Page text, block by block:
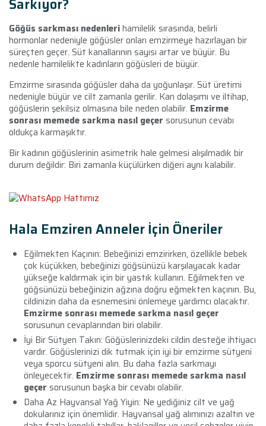
Sarkıyor?
Göğüs sarkması nedenlerihamilelik sırasında, belirli
hormonlar nedeniyle göğüsler onları emzirmeye hazırlayan bir
süreçten geçer. Süt kanallarının sayısı artar ve büyür. Bu
nedenle hamilelikte kadınların göğüsleri de büyür.
Emzirme sırasında göğüsler daha da yoğunlaşır. Süt üretimi
nedeniyle büyür ve cilt zamanla gerilir. Kan dolaşımı ve iltihap,
göğüslerin şekilsiz olmasına bile neden olabilir. Emzirme
sonrası memede sarkma nasıl geçer sorusunun cevabı
oldukça karmaşıktır.
Bir kadının göğüslerinin asimetrik hale gelmesi alışılmadık bir
durum değildir: Biri zamanla küçülürken diğeri aynı kalabilir.
Hala Emziren Anneler İçin Öneriler
Eğilmekten Kaçının: Bebeğinizi emzirirken, özellikle bebek
çok küçükken, bebeğinizi göğsünüzü karşılayacak kadar
yükseğe kaldırmak için bir yastık kullanın. Eğilmekten ve
göğsünüzü bebeğinizin ağzına doğru eğmekten kaçının. Bu,
cildinizin daha da esnemesini önlemeye yardımcı olacaktır.
Emzirme sonrası memede sarkma nasıl geçer
sorusunun cevaplarından biri olabilir.
İyi Bir Sütyen Takın: Göğüslerinizdeki cildin desteğe ihtiyacı
vardır. Göğüslerinizi dik tutmak için iyi bir emzirme sütyeni
veya sporcu sütyeni alın. Bu daha fazla sarkmayı
önleyecektir. Emzirme sonrası memede sarkma nasıl
geçer sorusunun başka bir cevabı olabilir.
Daha Az Hayvansal Yağ Yiyin: Ne yediğiniz cilt ve yağ
dokularınız için önemlidir. Hayvansal yağ alımınızı azaltın ve